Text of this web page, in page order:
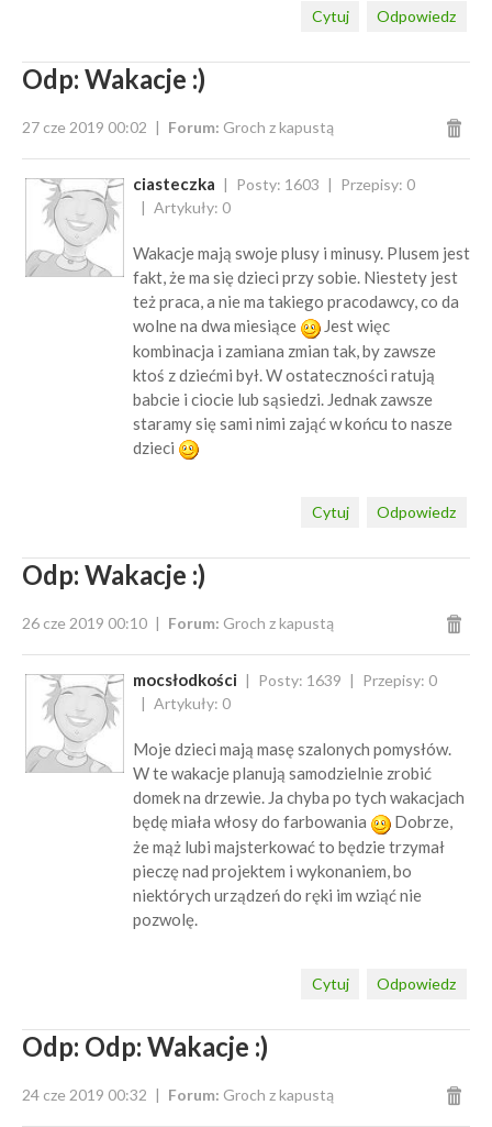
Odpowiedz
Cytuj
Odp: Wakacje :)
27 cze 2019 00:02 Forum: Groch z kapustą
ciasteczka Posty: 1603
Przepisy: 0
Artykuły: 0
Wakacje mają swoje plusy i minusy. Plusem jest
fakt, że ma się dzieci przy sobie. Niestety jest
też praca, a nie ma takiego pracodawcy, co da
wolne na dwa miesiące
Jest więc
kombinacja i zamiana zmian tak, by zawsze
ktoś z dziećmi był. W ostateczności ratują
babcie i ciocie lub sąsiedzi. Jednak zawsze
staramy się sami nimi zająć w końcu to nasze
dzieci
Odpowiedz
Cytuj
Odp: Wakacje :)
26 cze 2019 00:10 Forum: Groch z kapustą
mocsłodkości Posty: 1639
Przepisy: 0
Artykuły: 0
Moje dzieci mają masę szalonych pomysłów.
W te wakacje planują samodzielnie zrobić
domek na drzewie. Ja chyba po tych wakacjach
będę miała włosy do farbowania
Dobrze,
że mąż lubi majsterkować to będzie trzymał
pieczę nad projektem i wykonaniem, bo
niektórych urządzeń do ręki im wziąć nie
pozwolę.
Odpowiedz
Cytuj
Odp: Odp: Wakacje :)
24 cze 2019 00:32 Forum: Groch z kapustą